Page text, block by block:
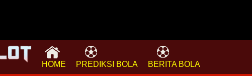
HOME PREDIKSI BOLA BERITA BOLA